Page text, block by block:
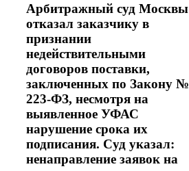
Арбитражный суд Москвы
отказал заказчику в
признании
недействительными
договоров поставки,
заключенных по Закону №
223-ФЗ, несмотря на
выявленное УФАС
нарушение срока их
подписания. Суд указал:
ненаправление заявок на